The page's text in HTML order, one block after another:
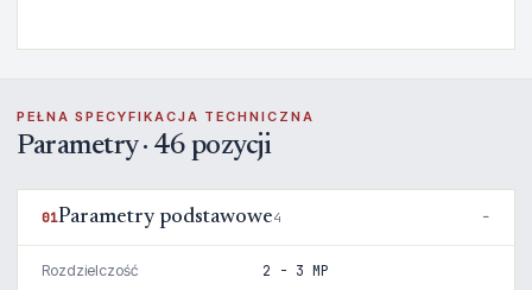
PEŁNA SPECYFIKACJA TECHNICZNA
Parametry · 46 pozycji
01Parametry podstawowe4
Rozdzielczość 2 - 3 MP